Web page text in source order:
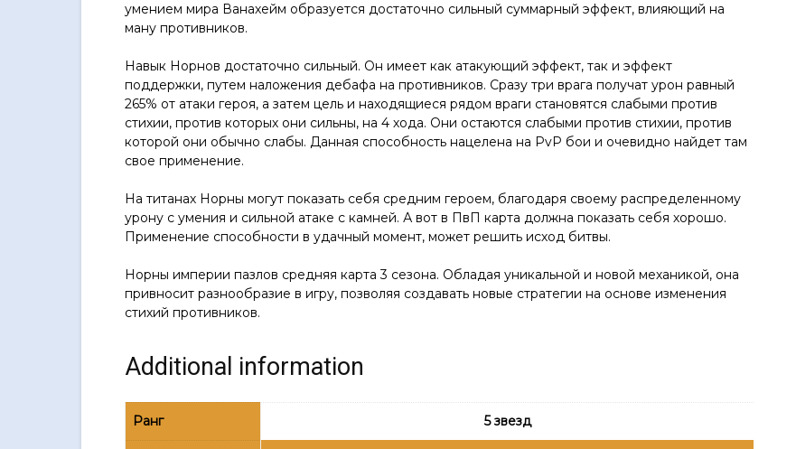
умением мира Ванахейм образуется достаточно сильный суммарный эффект, влияющий на
ману противников.
Навык Норнов достаточно сильный. Он имеет как атакующий эффект, так и эффект
поддержки, путем наложения дебафа на противников. Сразу три врага получат урон равный
265% от атаки героя, а затем цель и находящиеся рядом враги становятся слабыми против
стихии, против которых они сильны, на 4 хода. Они остаются слабыми против стихии, против
которой они обычно слабы. Данная способность нацелена на PvP бои и очевидно найдет там
свое применение.
На титанах Норны могут показать себя средним героем, благодаря своему распределенному
урону с умения и сильной атаке с камней. А вот в ПвП карта должна показать себя хорошо.
Применение способности в удачный момент, может решить исход битвы.
Норны империи пазлов средняя карта 3 сезона. Обладая уникальной и новой механикой, она
привносит разнообразие в игру, позволяя создавать новые стратегии на основе изменения
стихий противников.
Additional information
Ранг 5 звезд